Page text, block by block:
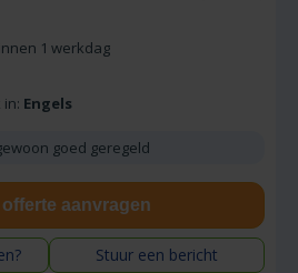
1 werkdag
in: Engels
goed geregeld
aanvragen
Stuur een bericht